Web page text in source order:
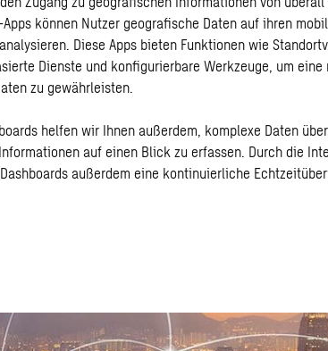
können Nutzer geografische Daten auf ihren
Diese Apps bieten Funktionen wie
Dienste und konfigurierbare Werkzeuge, um eine
zu gewährleisten.
helfen wir Ihnen außerdem, komplexe Daten
auf einen Blick zu erfassen. Durch die
außerdem eine kontinuierliche